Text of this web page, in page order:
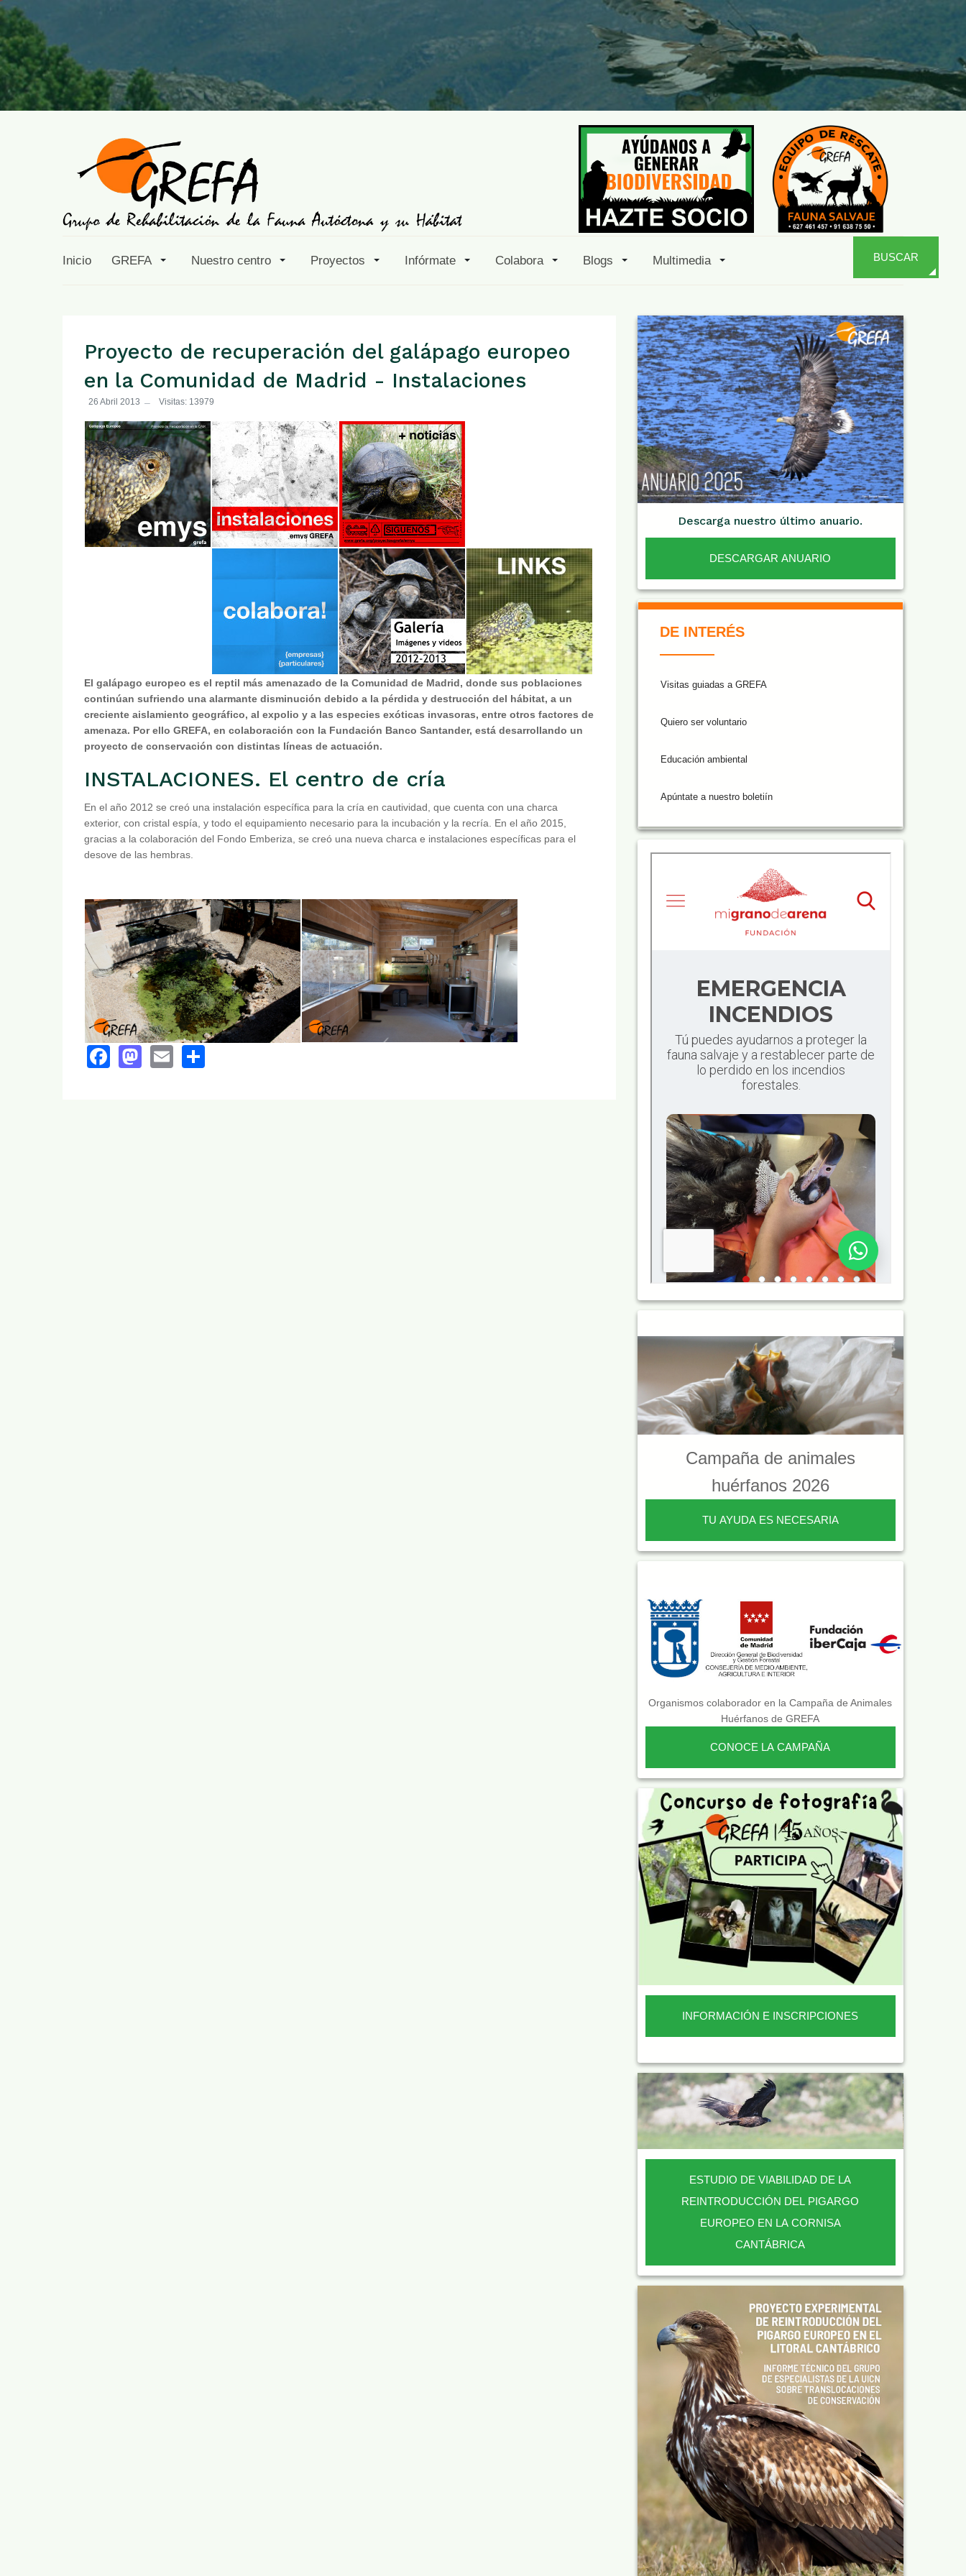
Inicio GREFA Nuestro centro Proyectos Infórmate Colabora Blogs Multimedia BUSCAR
Proyecto de recuperación del galápago europeo
en la Comunidad de Madrid - Instalaciones
26 Abril 2013 Visitas: 13979
El galápago europeo es el reptil más amenazado de la Comunidad de Madrid, donde sus poblaciones
continúan sufriendo una alarmante disminución debido a la pérdida y destrucción del hábitat, a un
creciente aislamiento geográfico, al expolio y a las especies exóticas invasoras, entre otros factores de
amenaza. Por ello GREFA, en colaboración con la Fundación Banco Santander, está desarrollando un
proyecto de conservación con distintas líneas de actuación.
INSTALACIONES. El centro de cría
En el año 2012 se creó una instalación específica para la cría en cautividad, que cuenta con una charca
exterior, con cristal espía, y todo el equipamiento necesario para la incubación y la recría. En el año 2015,
gracias a la colaboración del Fondo Emberiza, se creó una nueva charca e instalaciones específicas para el
desove de las hembras.
Facebook
Mastodon
Email
Descarga nuestro último anuario.
DESCARGAR ANUARIO
DE INTERÉS
Visitas guiadas a GREFA
Quiero ser voluntario
Educación ambiental
Apúntate a nuestro boletiín
Campaña de animales
huérfanos 2026
TU AYUDA ES NECESARIA
Organismos colaborador en la Campaña de Animales
Huérfanos de GREFA
CONOCE LA CAMPAÑA
INFORMACIÓN E INSCRIPCIONES
ESTUDIO DE VIABILIDAD DE LA
REINTRODUCCIÓN DEL PIGARGO
EUROPEO EN LA CORNISA
CANTÁBRICA